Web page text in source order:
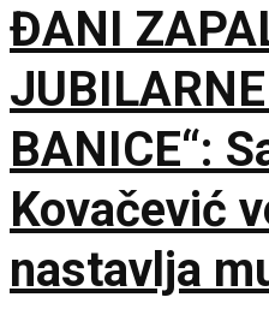
ĐANI
BANICE“:
Kovačević
nastavlja